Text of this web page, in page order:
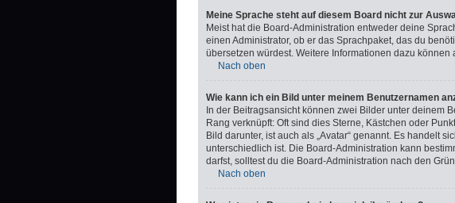
Meine Sprache steht auf diesem Board nicht zur
Meist hat die Board-Administration entweder deine
einen Administrator, ob er das Sprachpaket, das du
übersetzen würdest. Weitere Informationen dazu
Nach oben
Wie kann ich ein Bild unter meinem Benutzernamen
In der Beitragsansicht können zwei Bilder unter deinem
Rang verknüpft: Oft sind dies Sterne, Kästchen oder
Bild darunter, ist auch als „Avatar“ genannt. Es handelt
unterschiedlich ist. Die Board-Administration kann
darfst, solltest du die Board-Administration nach den
Nach oben